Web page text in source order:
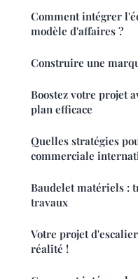
Comment intégrer
modèle d'affaires ?
Construire une
Boostez votre projet
plan efficace
Quelles stratégies
commerciale
Baudelet matériels :
travaux
Votre projet
réalité !